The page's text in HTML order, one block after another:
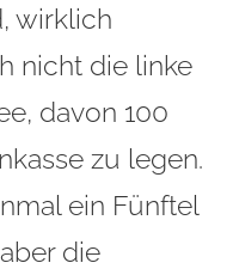
wirklich
nicht die linke
davon 100
zu legen.
ein Fünftel
die